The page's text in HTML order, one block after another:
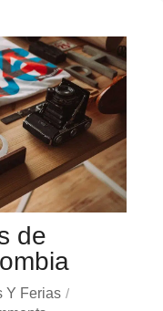
de
Y Ferias